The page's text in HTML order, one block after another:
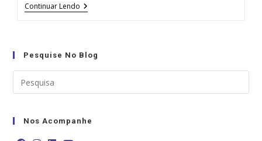
Continuar Lendo Frete
De
Na
Melhor
Plataforma
Pesquise No Blog
Nos Acompanhe